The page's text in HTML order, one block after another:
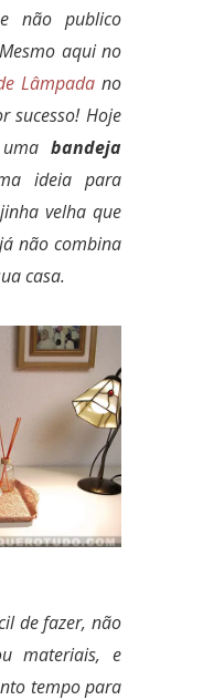
não publico
aqui no
Lâmpadano
sucesso! Hoje
bandeja
ideia para
velha que
não combina
casa.
de fazer, não
materiais, e
tempo para